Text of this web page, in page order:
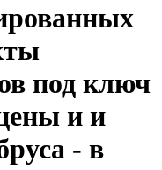
под ключ
и и
- в